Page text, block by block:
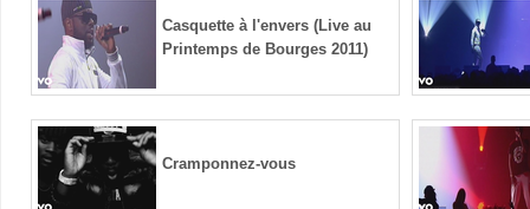
Casquette à l'envers (Live au
Printemps de Bourges 2011)
Cramponnez-vous